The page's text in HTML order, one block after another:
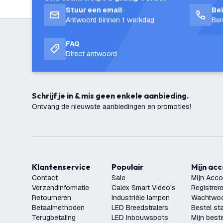
Stuur een email
Antwoord binnen 1 werkdag
FAQ
Direct antwoord
Schrijf je in & mis geen enkele aanbieding.
Ontvang de nieuwste aanbiedingen en promoties!
Klantenservice
Contact
Verzendinformatie
Retourneren
Betaalmethoden
Terugbetaling
Populair
Sale
Calex Smart Video's
Industriële lampen
LED Breedstralers
LED Inbouwspots
Mijn
Mijn
Bestel
Mijn